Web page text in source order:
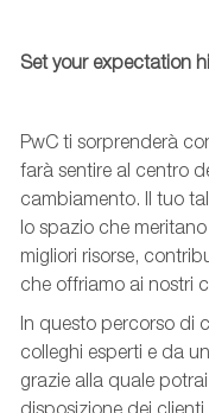
Set your expectation
PwC ti sorprenderà
farà sentire al centro
cambiamento. Il tuo
lo spazio che
migliori risorse,
che offriamo ai nostri
In questo percorso di
colleghi esperti e da
grazie alla quale